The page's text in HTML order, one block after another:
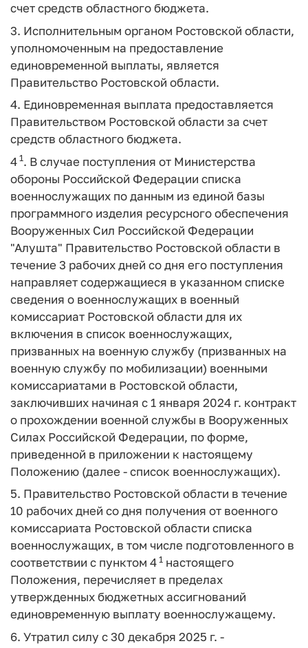
счет средств областного бюджета.
3. Исполнительным органом Ростовской области,
уполномоченным на предоставление
единовременной выплаты, является
Правительство Ростовской области.
4. Единовременная выплата предоставляется
Правительством Ростовской области за счет
средств областного бюджета.
4 1. В случае поступления от Министерства
обороны Российской Федерации списка
военнослужащих по данным из единой базы
программного изделия ресурсного обеспечения
Вооруженных Сил Российской Федерации
"Алушта" Правительство Ростовской области в
течение 3 рабочих дней со дня его поступления
направляет содержащиеся в указанном списке
сведения о военнослужащих в военный
комиссариат Ростовской области для их
включения в список военнослужащих,
призванных на военную службу (призванных на
военную службу по мобилизации) военными
комиссариатами в Ростовской области,
заключивших начиная с 1 января 2024 г. контракт
о прохождении военной службы в Вооруженных
Силах Российской Федерации, по форме,
приведенной в приложении к настоящему
Положению (далее - список военнослужащих).
5. Правительство Ростовской области в течение
10 рабочих дней со дня получения от военного
комиссариата Ростовской области списка
военнослужащих, в том числе подготовленного в
соответствии с пунктом 4 1 настоящего
Положения, перечисляет в пределах
утвержденных бюджетных ассигнований
единовременную выплату военнослужащему.
6. Утратил силу с 30 декабря 2025 г. -